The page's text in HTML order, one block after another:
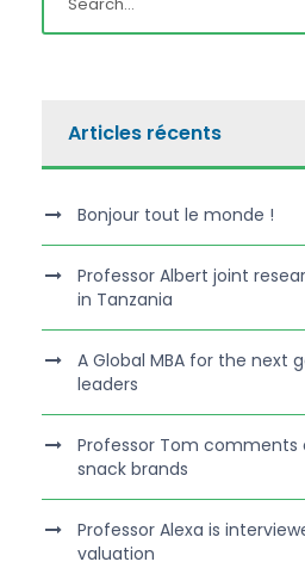
Articles récents
Bonjour tout le monde !
Professor Albert joint
in Tanzania
A Global MBA for the next
leaders
Professor Tom comments
snack brands
Professor Alexa is
valuation